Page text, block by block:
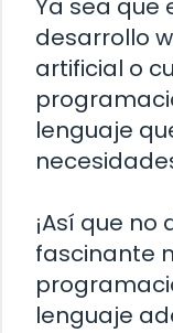
Ya sea que
desarrollo
artificial o
lenguaje
¡Así que
fascinante
lenguaje